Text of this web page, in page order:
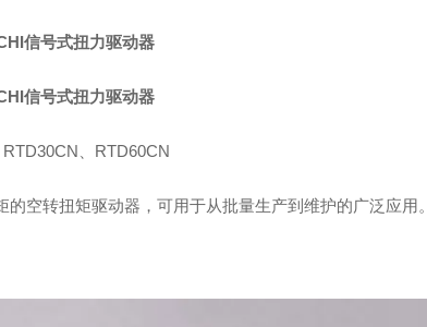
信号式扭力驱动器
信号式扭力驱动器
、RTD60CN
的空转扭矩驱动器，可用于从批量生产到维护的广泛应用。